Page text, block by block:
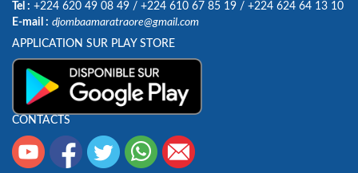
Tel : +224 620 49 08 49 / +224 610 67 85 19 / +224 624 64 13 10
E-mail : djombaamaratraore@gmail.com
APPLICATION SUR PLAY STORE
CONTACTS